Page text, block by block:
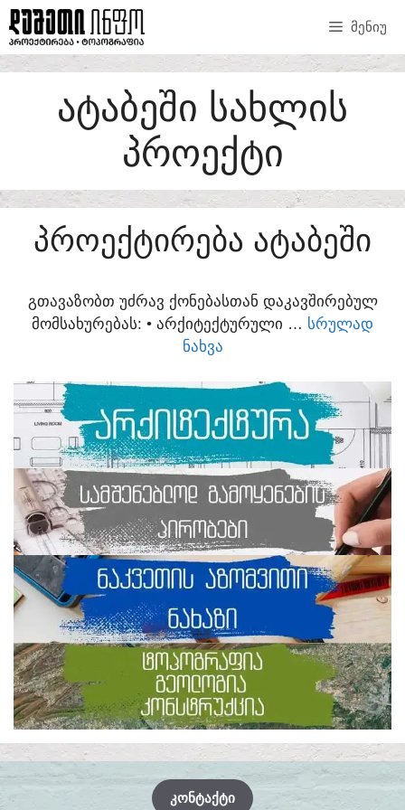
SKIP
TO
CONTENT
ᲛᲔᲜᲘᲣ
ᲐᲢᲐᲑᲔᲨᲘ ᲡᲐᲮᲚᲘᲡ
ᲞᲠᲝᲔᲥᲢᲘ
ᲞᲠᲝᲔᲥᲢᲘᲠᲔᲑᲐ ᲐᲢᲐᲑᲔᲨᲘ
ᲒᲗᲐᲕᲐᲖᲝᲑᲗ ᲣᲫᲠᲐᲕ ᲥᲝᲜᲔᲑᲐᲡᲗᲐᲜ ᲓᲐᲙᲐᲕᲨᲘᲠᲔᲑᲣᲚ
ᲛᲝᲛᲡᲐᲮᲣᲠᲔᲑᲐᲡ:​ • ᲐᲠᲥᲘᲢᲔᲥᲢᲣᲠᲣᲚᲘ … ᲡᲠᲣᲚᲐᲓ
ᲜᲐᲮᲕᲐ
ᲙᲝᲜᲢᲐᲥᲢᲘ